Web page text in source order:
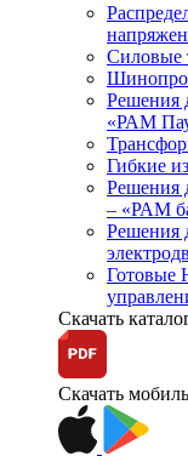
Силовые
Решения
«РАМ
Гибкие
Решения
– «РАМ
Решения
Готовые
Скачать
Скачать